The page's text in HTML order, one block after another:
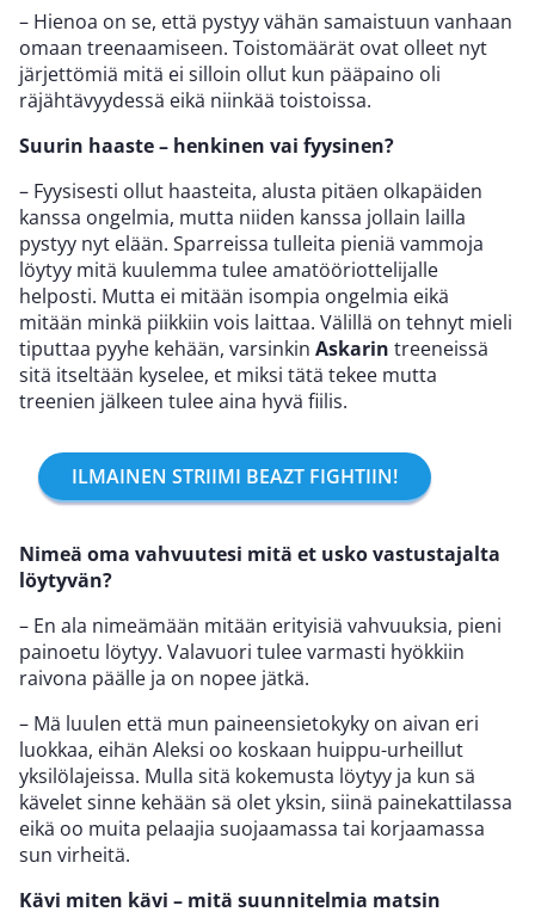
– Hienoa on se, että pystyy vähän samaistuun vanhaan
omaan treenaamiseen. Toistomäärät ovat olleet nyt
järjettömiä mitä ei silloin ollut kun pääpaino oli
räjähtävyydessä eikä niinkää toistoissa.
Suurin haaste – henkinen vai fyysinen?
– Fyysisesti ollut haasteita, alusta pitäen olkapäiden
kanssa ongelmia, mutta niiden kanssa jollain lailla
pystyy nyt elään. Sparreissa tulleita pieniä vammoja
löytyy mitä kuulemma tulee amatööriottelijalle
helposti. Mutta ei mitään isompia ongelmia eikä
mitään minkä piikkiin vois laittaa. Välillä on tehnyt mieli
tiputtaa pyyhe kehään, varsinkin Askarin treeneissä
sitä itseltään kyselee, et miksi tätä tekee mutta
treenien jälkeen tulee aina hyvä fiilis.
ILMAINEN STRIIMI BEAZT FIGHTIIN!
Nimeä oma vahvuutesi mitä et usko vastustajalta
löytyvän?
– En ala nimeämään mitään erityisiä vahvuuksia, pieni
painoetu löytyy. Valavuori tulee varmasti hyökkiin
raivona päälle ja on nopee jätkä.
– Mä luulen että mun paineensietokyky on aivan eri
luokkaa, eihän Aleksi oo koskaan huippu-urheillut
yksilölajeissa. Mulla sitä kokemusta löytyy ja kun sä
kävelet sinne kehään sä olet yksin, siinä painekattilassa
eikä oo muita pelaajia suojaamassa tai korjaamassa
sun virheitä.
Kävi miten kävi – mitä suunnitelmia matsin